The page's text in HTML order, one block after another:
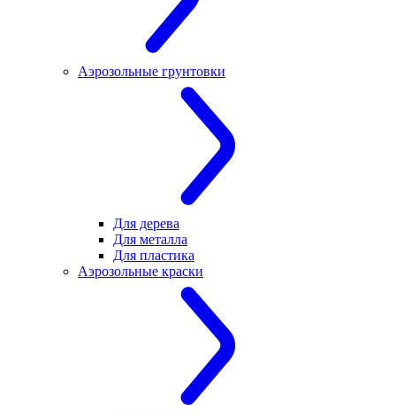
Аэрозольные грунтовки
Для дерева
Для металла
Для пластика
Аэрозольные краски